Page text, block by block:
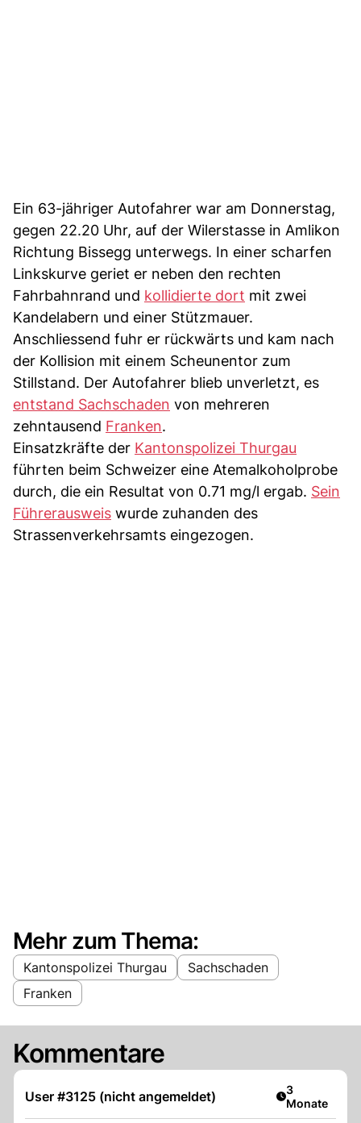
Ein 63-jähriger Autofahrer war am Donnerstag,
gegen 22.20 Uhr, auf der Wilerstasse in Amlikon
Richtung Bissegg unterwegs. In einer scharfen
Linkskurve geriet er neben den rechten
Fahrbahnrand und kollidierte dort mit zwei
Kandelabern und einer Stützmauer.
Anschliessend fuhr er rückwärts und kam nach
der Kollision mit einem Scheunentor zum
Stillstand. Der Autofahrer blieb unverletzt, es
entstand Sachschaden von mehreren
zehntausend Franken.
Einsatzkräfte der Kantonspolizei Thurgau
führten beim Schweizer eine Atemalkoholprobe
durch, die ein Resultat von 0.71 mg/l ergab. Sein
Führerausweis wurde zuhanden des
Strassenverkehrsamts eingezogen.
Mehr zum Thema:
Kantonspolizei Thurgau
Sachschaden
Franken
Kommentare
User #3125 (nicht angemeldet) Artikel
3
Monate